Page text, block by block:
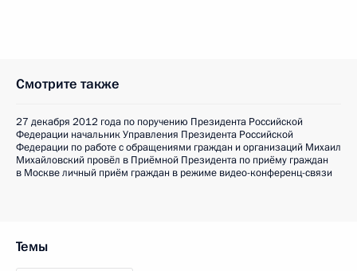
Смотрите также
27 декабря 2012 года по поручению Президента Российской
Федерации начальник Управления Президента Российской
Федерации по работе с обращениями граждан и организаций Михаил
Михайловский провёл в Приёмной Президента по приёму граждан
в Москве личный приём граждан в режиме видео-конференц-связи
Темы